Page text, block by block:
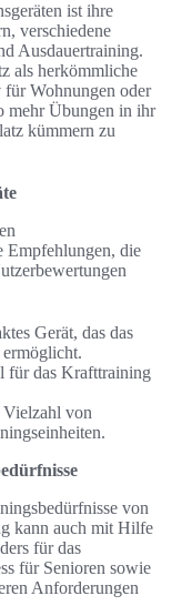
ist ihre
verschiedene
Ausdauertraining.
als herkömmliche
für Wohnungen oder
mehr Übungen in ihr
kümmern zu
Empfehlungen, die
Gerät, das das
für das Krafttraining
von
von
kann auch mit Hilfe
für das
für Senioren sowie
Anforderungen